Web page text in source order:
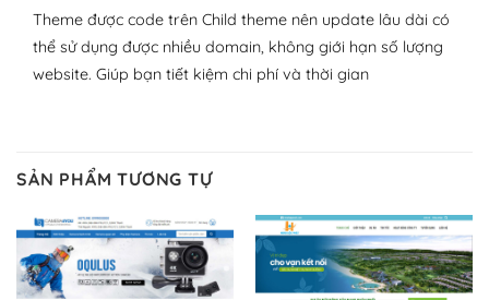
– Dễ sử dụng
Với mọi Hosting bất kỳ thì WordPress đều có thể dễ
Và bạn có toàn quyền tự do khi quyết định nơi lưu trữ
trang web WordPress của bạn.
Dễ dàng lựa chọn Hosting cho website WordPress
– Bảo mật cực tốt
Theme được code trên Child theme nên update lâu dài có
thể sử dụng được nhiều domain, không giới hạn số lượng
website. Giúp bạn tiết kiệm chi phí và thời gian
SẢN PHẨM TƯƠNG TỰ